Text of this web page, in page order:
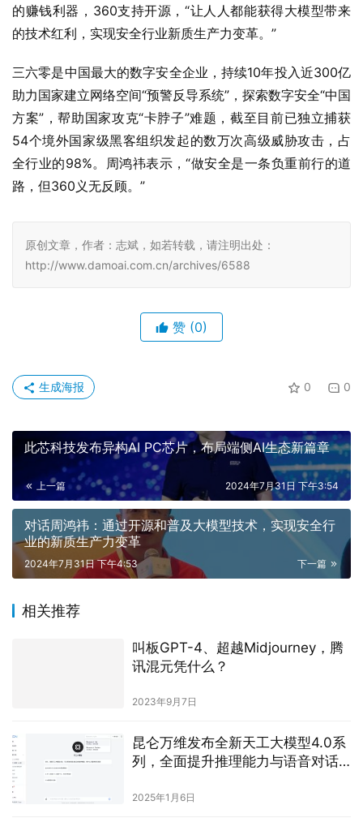
的赚钱利器，360支持开源，“让人人都能获得大模型带来
的技术红利，实现安全行业新质生产力变革。”
三六零是中国最大的数字安全企业，持续10年投入近300亿
助力国家建立网络空间“预警反导系统”，探索数字安全“中国
方案”，帮助国家攻克“卡脖子”难题，截至目前已独立捕获
54个境外国家级黑客组织发起的数万次高级威胁攻击，占
全行业的98%。周鸿祎表示，“做安全是一条负重前行的道
路，但360义无反顾。”
原创文章，作者：志斌，如若转载，请注明出处：
http://www.damoai.com.cn/archives/6588
赞 (0)
0 0
生成海报
此芯科技发布异构AI PC芯片，布局端侧AI生态新篇章
上一篇 2024年7月31日 下午3:54
对话周鸿祎：通过开源和普及大模型技术，实现安全行
业的新质生产力变革
下一篇
2024年7月31日 下午4:53
相关推荐
叫板GPT-4、超越Midjourney，腾
讯混元凭什么？
2023年9月7日
昆仑万维发布全新天工大模型4.0系
列，全面提升推理能力与语音对话
2025年1月6日